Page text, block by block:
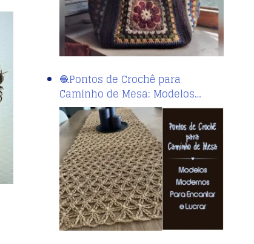
🧶Pontos de Crochê para
Caminho de Mesa: Modelos…